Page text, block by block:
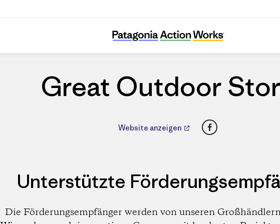
Great Outdoor Store
Great Outdoor
Website anzeigen Facebook
Unterstützte
Die Förderungsempfänger werden von unseren